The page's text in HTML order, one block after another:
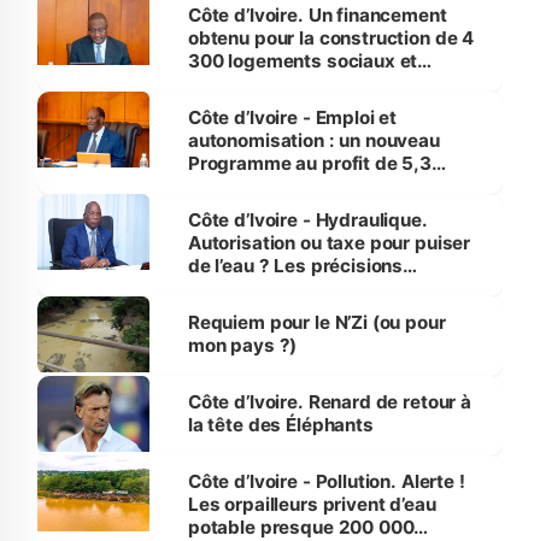
Côte d’Ivoire. Un financement
obtenu pour la construction de 4
300 logements sociaux et
et Yamoussoukro
Côte d’Ivoire - Emploi et
autonomisation : un nouveau
Programme au profit de 5,3
Côte d’Ivoire - Hydraulique.
Autorisation ou taxe pour puiser
de l’eau ? Les précisions
Requiem pour le N’Zi (ou pour
mon pays ?)
Côte d’Ivoire. Renard de retour à
la tête des Éléphants
Côte d’Ivoire - Pollution. Alerte !
Les orpailleurs privent d’eau
potable presque 200 000